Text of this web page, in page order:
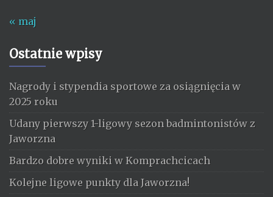
« maj
Ostatnie wpisy
Nagrody i stypendia sportowe za osiągnięcia w
2025 roku
Udany pierwszy 1-ligowy sezon badmintonistów z
Jaworzna
Bardzo dobre wyniki w Komprachcicach
Kolejne ligowe punkty dla Jaworzna!